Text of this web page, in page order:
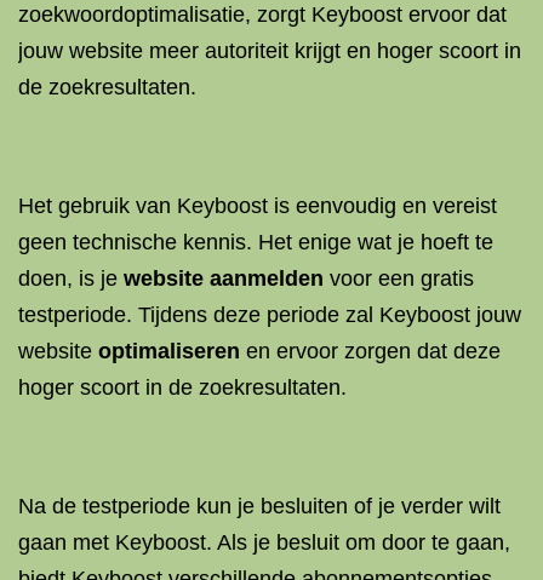
zoekwoordoptimalisatie, zorgt Keyboost ervoor dat
jouw website meer autoriteit krijgt en hoger scoort in
de zoekresultaten.
Het gebruik van Keyboost is eenvoudig en vereist
geen technische kennis. Het enige wat je hoeft te
doen, is je website aanmelden voor een gratis
testperiode. Tijdens deze periode zal Keyboost jouw
website optimaliseren en ervoor zorgen dat deze
hoger scoort in de zoekresultaten.
Na de testperiode kun je besluiten of je verder wilt
gaan met Keyboost. Als je besluit om door te gaan,